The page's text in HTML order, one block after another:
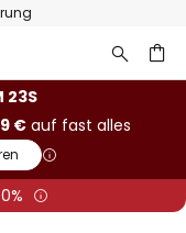
22S
€auf fast alles